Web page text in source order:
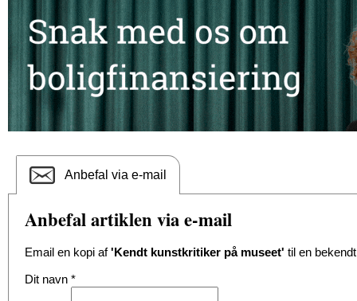
Anbefal via e-mail
Anbefal artiklen via e-mail
Email en kopi af'Kendt kunstkritiker på museet' til en bekendt
Dit navn *